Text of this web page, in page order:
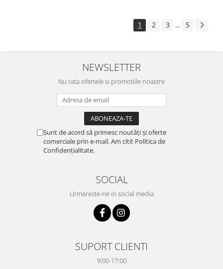
1 2 3 ... 5
NEWSLETTER
Nu rata ofertele si promotiile noastre
Sunt de acord să primesc noutăți și oferte
comerciale prin e-mail. Am citit Politica de
Confidențialitate.
SOCIAL
Urmareste-ne in social media
SUPORT CLIENTI
9:00-17:00